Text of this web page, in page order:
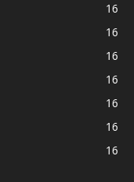
16
16
16
16
16
16
16